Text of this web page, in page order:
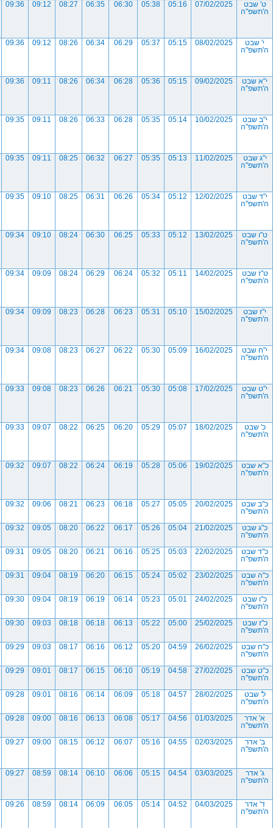
ט' שבט
ה'תשפ"ה
07/02/2025
05:16
05:38
06:30
06:35
08:27
09:12
09:36
י' שבט
ה'תשפ"ה
08/02/2025
05:15
05:37
06:29
06:34
08:26
09:12
09:36
י"א שבט
ה'תשפ"ה
09/02/2025
05:15
05:36
06:28
06:34
08:26
09:11
09:36
י"ב שבט
ה'תשפ"ה
10/02/2025
05:14
05:35
06:28
06:33
08:26
09:11
09:35
י"ג שבט
ה'תשפ"ה
11/02/2025
05:13
05:35
06:27
06:32
08:25
09:11
09:35
י"ד שבט
ה'תשפ"ה
12/02/2025
05:12
05:34
06:26
06:31
08:25
09:10
09:35
ט"ו שבט
ה'תשפ"ה
13/02/2025
05:12
05:33
06:25
06:30
08:24
09:10
09:34
ט"ז שבט
ה'תשפ"ה
14/02/2025
05:11
05:32
06:24
06:29
08:24
09:09
09:34
י"ז שבט
ה'תשפ"ה
15/02/2025
05:10
05:31
06:23
06:28
08:23
09:09
09:34
י"ח שבט
ה'תשפ"ה
16/02/2025
05:09
05:30
06:22
06:27
08:23
09:08
09:34
י"ט שבט
ה'תשפ"ה
17/02/2025
05:08
05:30
06:21
06:26
08:23
09:08
09:33
כ' שבט
ה'תשפ"ה
18/02/2025
05:07
05:29
06:20
06:25
08:22
09:07
09:33
כ"א שבט
ה'תשפ"ה
19/02/2025
05:06
05:28
06:19
06:24
08:22
09:07
09:32
כ"ב שבט
ה'תשפ"ה
20/02/2025
05:05
05:27
06:18
06:23
08:21
09:06
09:32
כ"ג שבט
ה'תשפ"ה
21/02/2025
05:04
05:26
06:17
06:22
08:20
09:05
09:32
כ"ד שבט
ה'תשפ"ה
22/02/2025
05:03
05:25
06:16
06:21
08:20
09:05
09:31
כ"ה שבט
ה'תשפ"ה
23/02/2025
05:02
05:24
06:15
06:20
08:19
09:04
09:31
כ"ו שבט
ה'תשפ"ה
24/02/2025
05:01
05:23
06:14
06:19
08:19
09:04
09:30
כ"ז שבט
ה'תשפ"ה
25/02/2025
05:00
05:22
06:13
06:18
08:18
09:03
09:30
כ"ח שבט
ה'תשפ"ה
26/02/2025
04:59
05:20
06:12
06:16
08:17
09:03
09:29
כ"ט שבט
ה'תשפ"ה
27/02/2025
04:58
05:19
06:10
06:15
08:17
09:01
09:29
ל' שבט
ה'תשפ"ה
28/02/2025
04:57
05:18
06:09
06:14
08:16
09:01
09:28
א' אדר
ה'תשפ"ה
01/03/2025
04:56
05:17
06:08
06:13
08:16
09:00
09:28
ב' אדר
ה'תשפ"ה
02/03/2025
04:55
05:16
06:07
06:12
08:15
09:00
09:27
ג' אדר
ה'תשפ"ה
03/03/2025
04:54
05:15
06:06
06:10
08:14
08:59
09:27
ד' אדר
ה'תשפ"ה
04/03/2025
04:52
05:14
06:05
06:09
08:14
08:59
09:26